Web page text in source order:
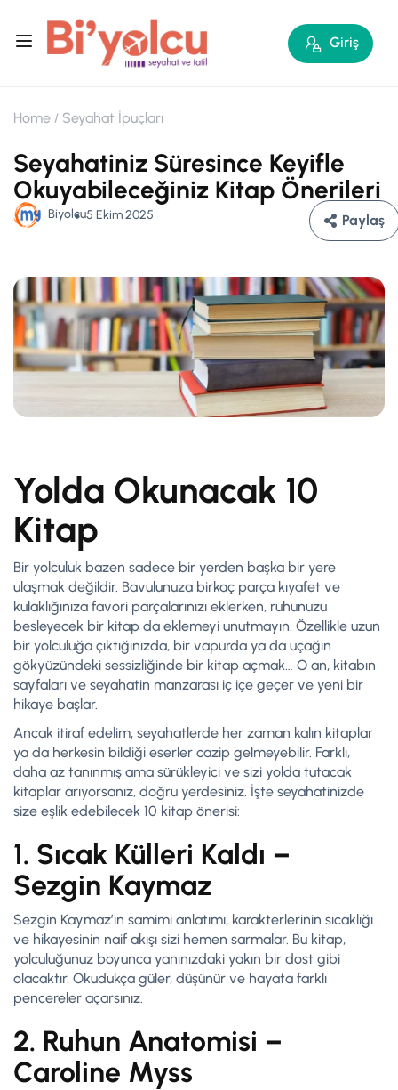
Giriş
Home Seyahat İpuçları
Seyahatiniz Süresince Keyifle
Okuyabileceğiniz Kitap Önerileri
Biyolcu5 Ekim 2025 Paylaş
Yolda Okunacak 10
Kitap
Bir yolculuk bazen sadece bir yerden başka bir yere
ulaşmak değildir. Bavulunuza birkaç parça kıyafet ve
kulaklığınıza favori parçalarınızı eklerken, ruhunuzu
besleyecek bir kitap da eklemeyi unutmayın. Özellikle uzun
bir yolculuğa çıktığınızda, bir vapurda ya da uçağın
gökyüzündeki sessizliğinde bir kitap açmak… O an, kitabın
sayfaları ve seyahatin manzarası iç içe geçer ve yeni bir
hikaye başlar.
Ancak itiraf edelim, seyahatlerde her zaman kalın kitaplar
ya da herkesin bildiği eserler cazip gelmeyebilir. Farklı,
daha az tanınmış ama sürükleyici ve sizi yolda tutacak
kitaplar arıyorsanız, doğru yerdesiniz. İşte seyahatinizde
size eşlik edebilecek 10 kitap önerisi:
1. Sıcak Külleri Kaldı –
Sezgin Kaymaz
Sezgin Kaymaz’ın samimi anlatımı, karakterlerinin sıcaklığı
ve hikayesinin naif akışı sizi hemen sarmalar. Bu kitap,
yolculuğunuz boyunca yanınızdaki yakın bir dost gibi
olacaktır. Okudukça güler, düşünür ve hayata farklı
pencereler açarsınız.
2. Ruhun Anatomisi –
Caroline Myss